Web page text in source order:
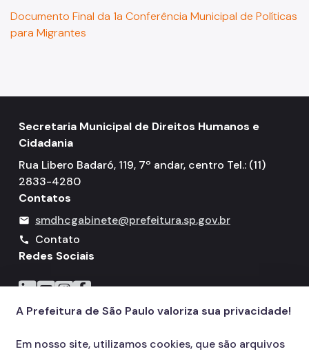
Documento Final da 1a Conferência Municipal de Políticas
para Migrantes
Secretaria Municipal de Direitos Humanos e
Cidadania
Rua Libero Badaró, 119, 7º andar, centro Tel.: (11)
2833-4280
Contatos
mail smdhcgabinete@prefeitura.sp.gov.br
call
Contato
Redes Sociais
Icone do LinkedIn
Icone do YouTube
Icone do Instagram
Icone do Facebook
A Prefeitura de São Paulo valoriza sua privacidade!
Em nosso site, utilizamos cookies, que são arquivos